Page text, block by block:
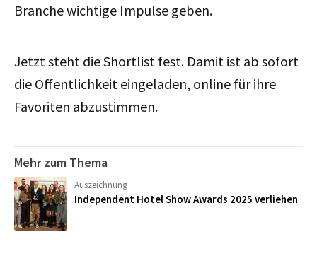
Branche wichtige Impulse geben.
Jetzt steht die Shortlist fest. Damit ist ab sofort
die Öffentlichkeit eingeladen, online für ihre
Favoriten abzustimmen.
Mehr zum Thema
Auszeichnung
Independent Hotel Show Awards 2025 verliehen